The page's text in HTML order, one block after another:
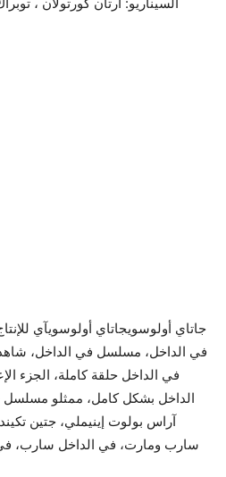
جاتاي أولوسويجاتاي أولوسويآي
في الداخل، مسلسل في الداخل،
في الداخل حلقة كاملة، الجزء
الداخل بشكل كامل، ممثلو مسلسل
آراس بولوت إينيملي، جتين
سارب ومارت، في الداخل سارب، في